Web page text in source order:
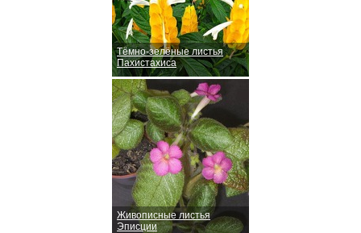
Тёмно-зелёные листья
Пахистахиса
Живописные листья
Эписции